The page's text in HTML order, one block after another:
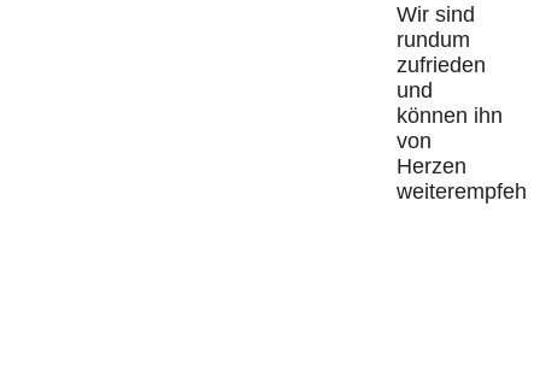
Wir sind
rundum
zufrieden
und
können ihn
von
Herzen